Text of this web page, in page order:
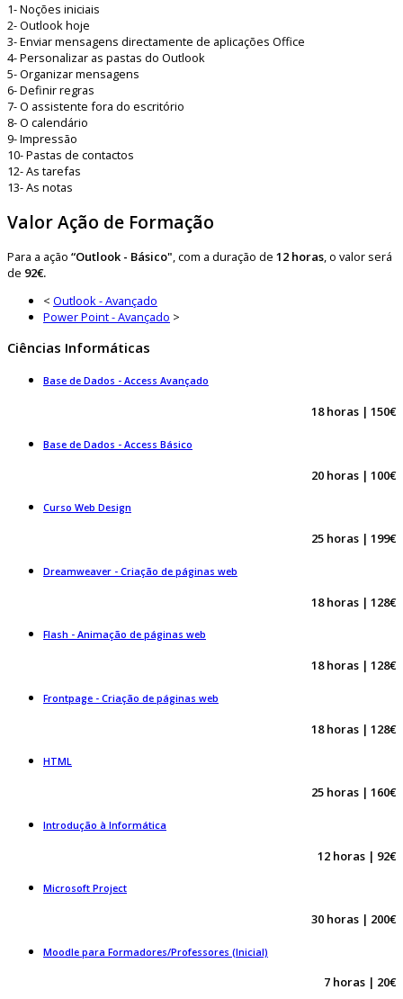
1- Noções iniciais
2- Outlook hoje
3- Enviar mensagens directamente de aplicações Office
4- Personalizar as pastas do Outlook
5- Organizar mensagens
6- Definir regras
7- O assistente fora do escritório
8- O calendário
9- Impressão
10- Pastas de contactos
12- As tarefas
13- As notas
Valor Ação de Formação
Para a ação “Outlook - Básico", com a duração de 12 horas, o valor será
de 92€.
< Outlook - Avançado
Power Point - Avançado >
Ciências Informáticas
Base de Dados - Access Avançado
18 horas | 150€
Base de Dados - Access Básico
20 horas | 100€
Curso Web Design
25 horas | 199€
Dreamweaver - Criação de páginas web
18 horas | 128€
Flash - Animação de páginas web
18 horas | 128€
Frontpage - Criação de páginas web
18 horas | 128€
HTML
25 horas | 160€
Introdução à Informática
12 horas | 92€
Microsoft Project
30 horas | 200€
Moodle para Formadores/Professores (Inicial)
7 horas | 20€